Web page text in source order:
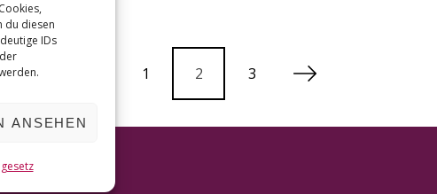
du diesen
IDs
ANSEHEN
1 2 3